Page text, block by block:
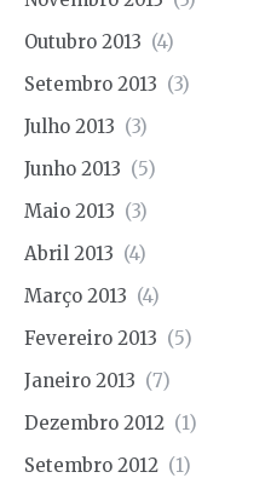
Outubro 2013 (4)
Setembro 2013 (3)
Julho 2013 (3)
Junho 2013 (5)
Maio 2013 (3)
Abril 2013 (4)
Março 2013 (4)
Fevereiro 2013 (5)
Janeiro 2013 (7)
Dezembro 2012 (1)
Setembro 2012 (1)